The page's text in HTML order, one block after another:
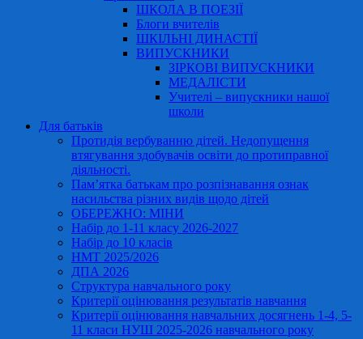
ШКОЛА В ПОЕЗІЇ
Блоги вчителів
ШКІЛЬНІ ДИНАСТІЇ
ВИПУСКНИКИ
ЗІРКОВІ ВИПУСКНИКИ
МЕДАЛІСТИ
Учителі – випускники нашої
школи
Для батьків
Протидія вербуванню дітей. Недопущення
втягування здобувачів освіти до протиправної
діяльності.
Пам’ятка батькам про розпізнавання ознак
насильства різних видів щодо дітей
ОБЕРЕЖНО: МІНИ
Набір до 1-11 класу 2026-2027
Набір до 10 класів
НМТ 2025/2026
ДПА 2026
Структура навчального року
Критерії оцінювання результатів навчання
Критерії оцінювання навчальних досягнень 1-4, 5-
11 класи НУШ 2025-2026 навчального року